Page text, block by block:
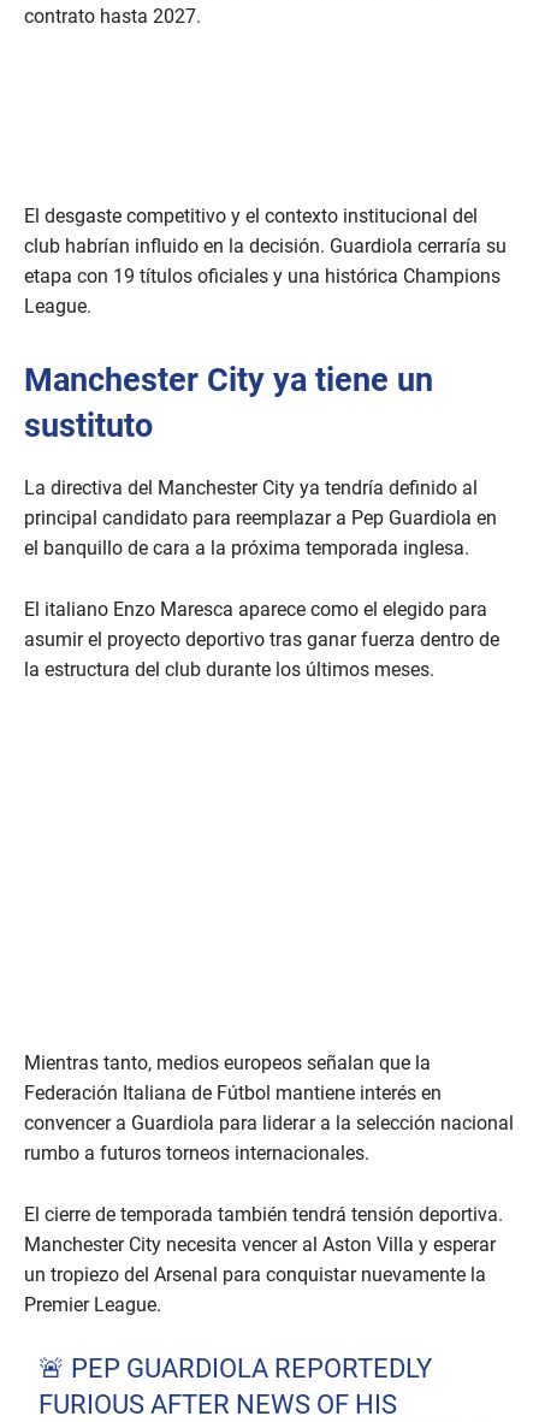
contrato hasta 2027.
El desgaste competitivo y el contexto institucional del
club habrían influido en la decisión. Guardiola cerraría su
etapa con 19 títulos oficiales y una histórica Champions
League.
Manchester City ya tiene un
sustituto
La directiva del Manchester City ya tendría definido al
principal candidato para reemplazar a Pep Guardiola en
el banquillo de cara a la próxima temporada inglesa.
El italiano Enzo Maresca aparece como el elegido para
asumir el proyecto deportivo tras ganar fuerza dentro de
la estructura del club durante los últimos meses.
Mientras tanto, medios europeos señalan que la
Federación Italiana de Fútbol mantiene interés en
convencer a Guardiola para liderar a la selección nacional
rumbo a futuros torneos internacionales.
El cierre de temporada también tendrá tensión deportiva.
Manchester City necesita vencer al Aston Villa y esperar
un tropiezo del Arsenal para conquistar nuevamente la
Premier League.
🚨 PEP GUARDIOLA REPORTEDLY
FURIOUS AFTER NEWS OF HIS